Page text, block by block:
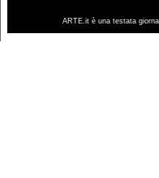
ARTE.it è una testata